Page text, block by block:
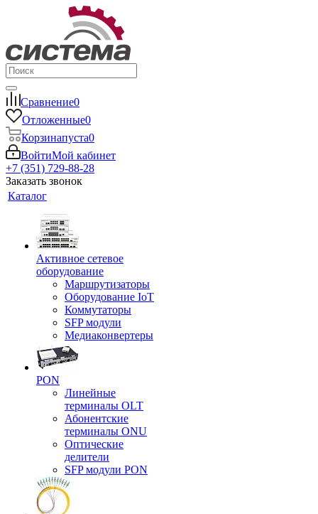
Сравнение0
Отложенные0
Корзинапуста0
ВойтиМой кабинет
+7 (351) 729-88-28
Заказать звонок
Каталог
Активное сетевое
оборудование
Маршрутизаторы
Оборудование IoT
Коммутаторы
SFP модули
Медиаконвертеры
PON
Линейные
терминалы OLT
Абонентские
терминалы ONU
Оптические
делители
SFP модули PON